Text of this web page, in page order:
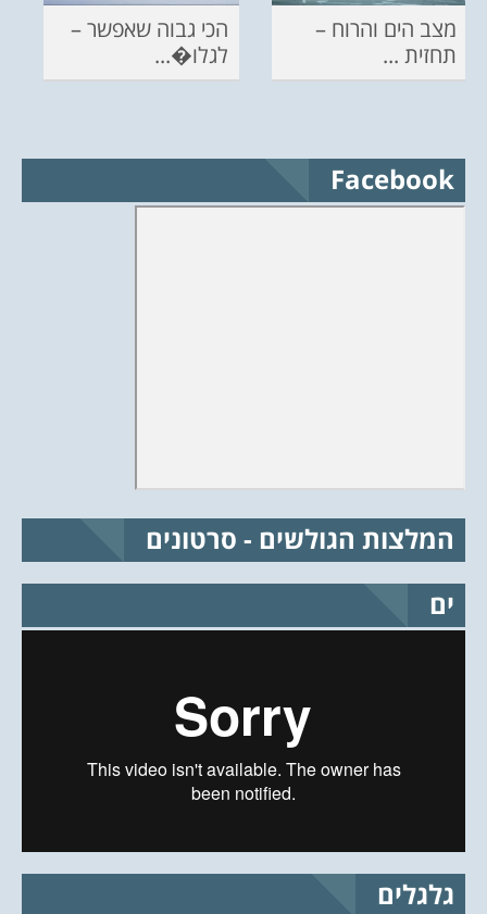
מצב הים והרוח –
תחזית ...
הכי גבוה שאפשר –
לגלו�...
Facebook
המלצות הגולשים - סרטונים
ים
גלגלים